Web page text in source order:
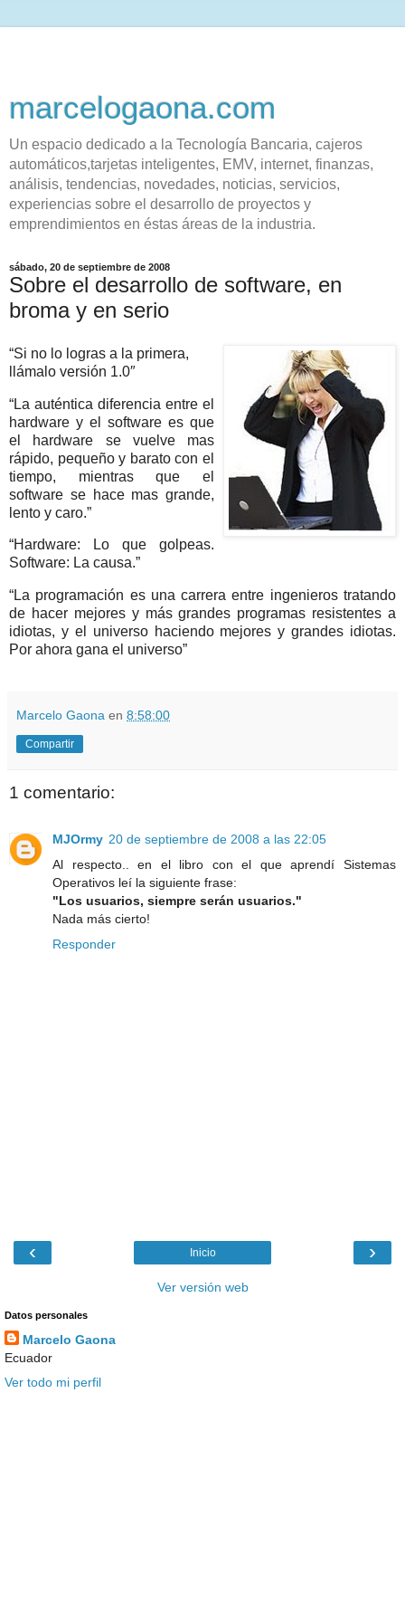
marcelogaona.com
Un espacio dedicado a la Tecnología Bancaria, cajeros
automáticos,tarjetas inteligentes, EMV, internet, finanzas,
análisis, tendencias, novedades, noticias, servicios,
experiencias sobre el desarrollo de proyectos y
emprendimientos en éstas áreas de la industria.
sábado, 20 de septiembre de 2008
Sobre el desarrollo de software, en
broma y en serio
“Si no lo logras a la primera,
llámalo versión 1.0″
“La auténtica diferencia entre el
hardware y el software es que
el hardware se vuelve mas
rápido, pequeño y barato con el
tiempo, mientras que el
software se hace mas grande,
lento y caro.”
“Hardware: Lo que golpeas.
Software: La causa.”
“La programación es una carrera entre ingenieros tratando
de hacer mejores y más grandes programas resistentes a
idiotas, y el universo haciendo mejores y grandes idiotas.
Por ahora gana el universo”
Marcelo Gaona en 8:58:00
Compartir
1 comentario:
MJOrmy 20 de septiembre de 2008 a las 22:05
Al respecto.. en el libro con el que aprendí Sistemas
Operativos leí la siguiente frase:
"Los usuarios, siempre serán usuarios."
Nada más cierto!
Responder
‹ ›
Inicio
Ver versión web
Datos personales
Marcelo Gaona
Ecuador
Ver todo mi perfil